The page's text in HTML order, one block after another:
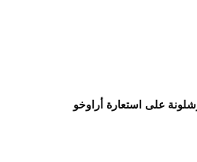
على استعارة أراوخو